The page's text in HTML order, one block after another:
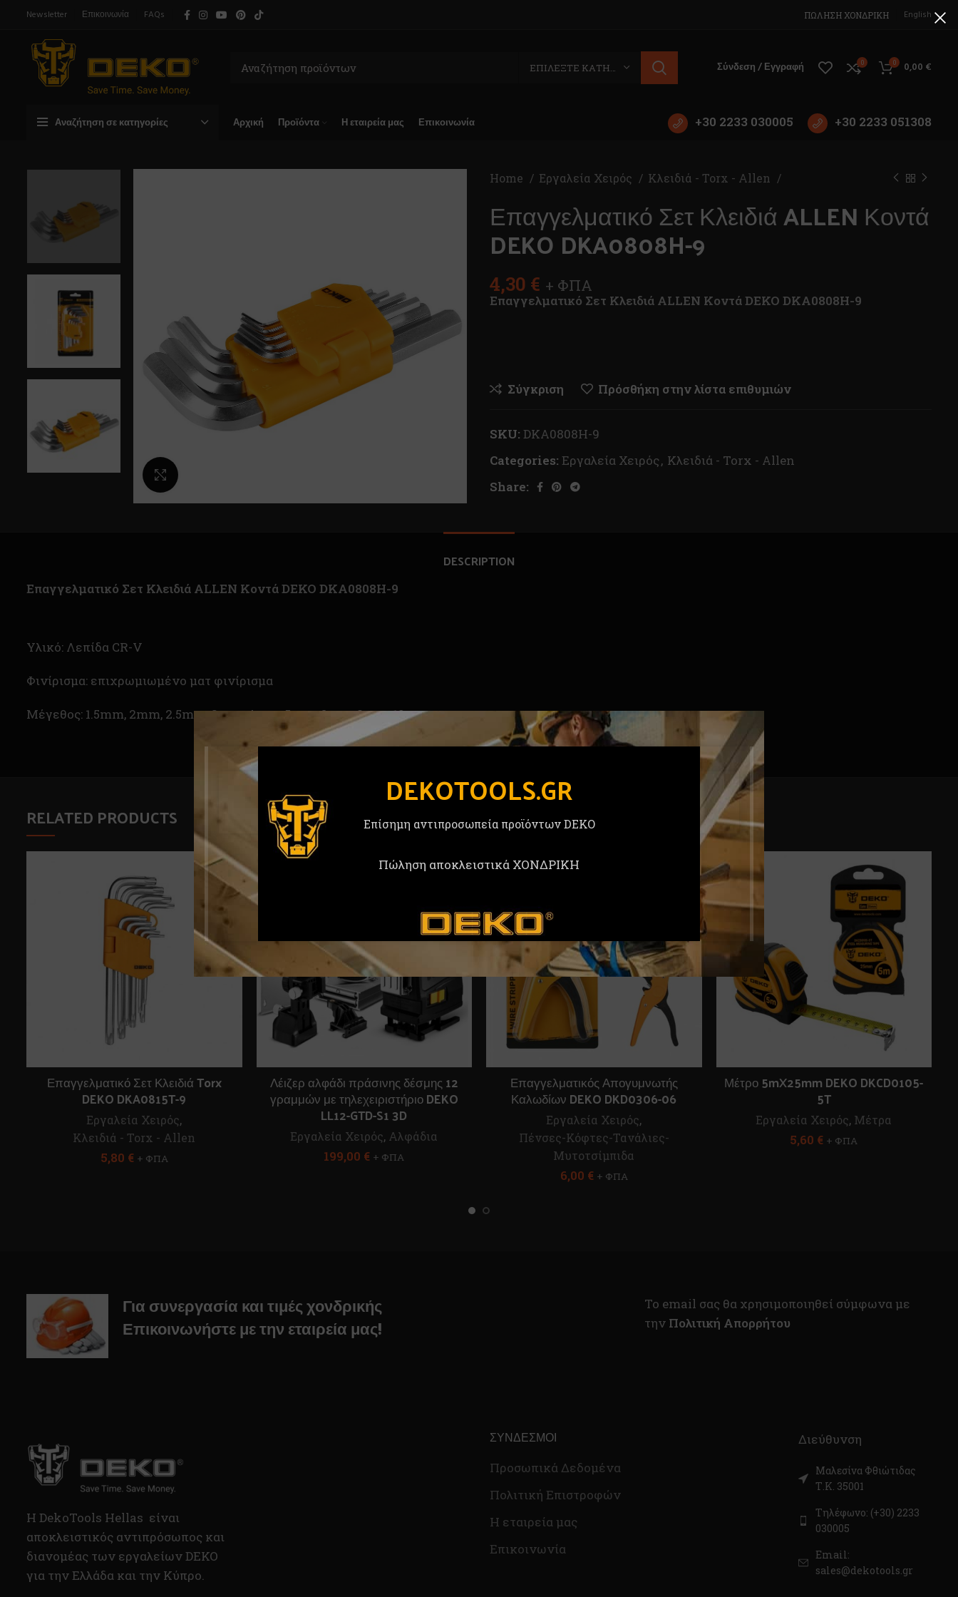
DEKOTOOLS.GR
Επίσημη αντιπροσωπεία προϊόντων DEKO
Πώληση αποκλειστικά ΧΟΝΔΡΙΚΗ
Newsletter Επικοινωνία FAQs ΠΩΛΗΣΗ ΧΟΝΔΡΙΚΗ English
Σύνδεση / Εγγραφή 0 0 0,00 €
Αναζήτηση σε κατηγορίες Αρχική Προϊόντα Η εταιρεία μας Επικοινωνία +30 2233 030005 +30 2233 051308
Κλικ για μεγέθυνση
Home Εργαλεία Χειρός Κλειδιά - Torx - Allen
Επαγγελματικό Σετ Κλειδιά ALLEN Κοντά
DEKO DKA0808H-9
4,30 € + ΦΠΑ
Επαγγελματικό Σετ Κλειδιά ALLEN Κοντά DEKO DKA0808H-9
Σύγκριση Πρόσθήκη στην λίστα επιθυμιών
SKU: DKA0808H-9
Categories: Εργαλεία Χειρός, Κλειδιά - Torx - Allen
Share:
DESCRIPTION
Επαγγελματικό Σετ Κλειδιά ALLEN Κοντά DEKO DKA0808H-9
Υλικό: Λεπίδα CR-V
Φινίρισμα: επιχρωμιωμένο ματ φινίρισμα
Μέγεθος: 1.5mm, 2mm, 2.5mm, 3mm, 4mm, 5mm, 6mm, 8mm, 10mm
RELATED PRODUCTS
Επαγγελματικό Σετ Κλειδιά Torx
DEKO DKA0815T-9
Εργαλεία Χειρός,
Κλειδιά - Torx - Allen
5,80 € + ΦΠΑ
Λέιζερ αλφάδι πράσινης δέσμης 12
γραμμών με τηλεχειριστήριο DEKO
LL12-GTD-S1 3D
Εργαλεία Χειρός, Αλφάδια
199,00 € + ΦΠΑ
Επαγγελματικός Απογυμνωτής
Καλωδίων DEKO DKD0306-06
Εργαλεία Χειρός,
Πένσες-Κόφτες-Τανάλιες-
Μυτοτσίμπιδα
6,00 € + ΦΠΑ
Μέτρο 5mX25mm DEKO DKCD0105-
5T
Εργαλεία Χειρός, Μέτρα
5,60 € + ΦΠΑ
Για συνεργασία και τιμές χονδρικής
Επικοινωνήστε με την εταιρεία μας!
To email σας θα χρησιμοποιηθεί σύμφωνα με
την Πολιτική Απορρήτου
H DekoTools Hellas είναι
αποκλειστικός αντιπρόσωπος και
διανομέας των εργαλείων DEKO
για την Ελλάδα και την Κύπρο.
ΣΎΝΔΕΣΜΟΙ
Προσωπικά Δεδομένα
Πολιτική Επιστροφών
Η εταιρεία μας
Επικοινωνία
Διεύθυνση
Μαλεσίνα Φθιώτιδας
Τ.Κ. 35001
Τηλέφωνο: (+30) 2233
030005
Email:
sales@dekotools.gr